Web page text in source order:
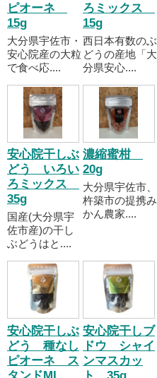
ピオーネ
15g
大分県宇佐市・
安心院産の大粒
で食べ応....
ろミックス
15g
西日本有数のぶ
どうの産地「大
分県安心....
安心院干しぶ
どう いろい
ろミックス
35g
国産(大分県宇
佐市産)の干し
ぶどうはと....
濃縮蜜柑
20g
大分県宇佐市、
杵築市の提携み
かん農家....
安心院干しぶ
どう 種なし
ピオーネ ス
安心院干しブ
ドウ シャイ
ンマスカッ